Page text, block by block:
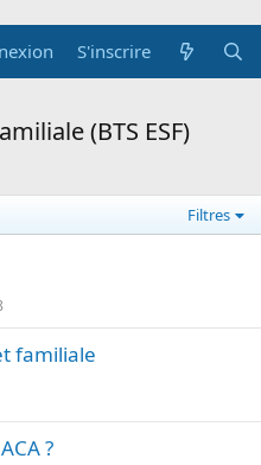
S'inscrire
(BTS ESF)
Filtres
familiale
?